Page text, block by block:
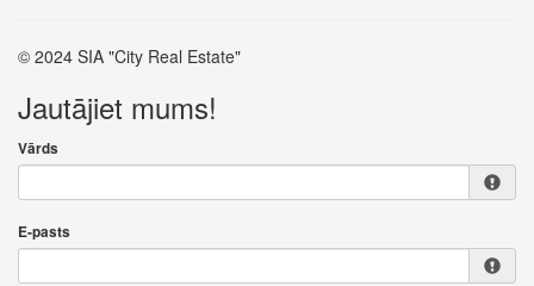
© 2024 SIA "City Real Estate"
Jautājiet mums!
Vārds
E-pasts